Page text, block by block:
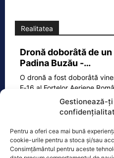
Gestionează-ți
Pentru a oferi cea mai bună
cookie-urile pentru a stoca și/sau
Consimțământul pentru aceste
Realitatea
Dronă doborâtă de
Padina Buzău -…
O dronă a fost doborâtă
F‑16 al Forțelor Aeriene
Ecopolitic